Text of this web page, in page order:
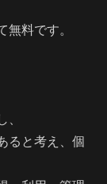
無料です。
、
ると考え、個